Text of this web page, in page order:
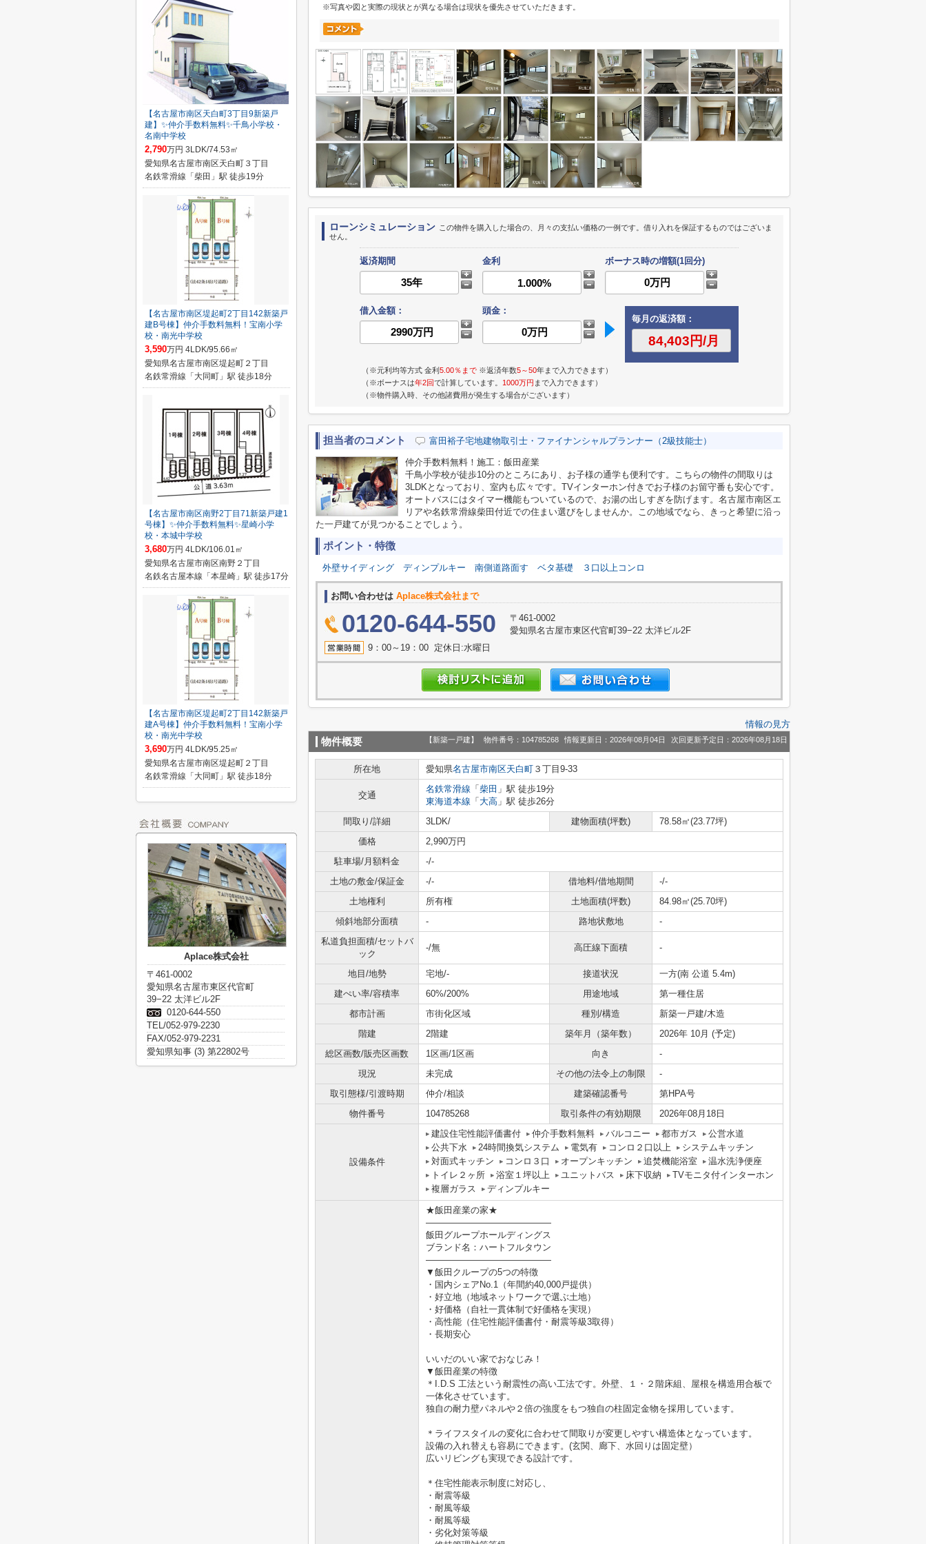
※写真や図と実際の現状とが異なる場合は現状を優先させていただきます。
ローンシミュレーション この物件を購入した場合の、月々の支払い価格の一例です。借り入れを保証するものではございま
せん。
返済期間 金利 ボーナス時の増額(1回分)
借入金額：
頭金：
毎月の返済額：
（※元利均等方式 金利5.00％まで ※返済年数5～50年まで入力できます）
（※ボーナスは年2回で計算しています。 1000万円 まで入力できます）
（※物件購入時、その他諸費用が発生する場合がございます）
担当者のコメント 富田裕子宅地建物取引士・ファイナンシャルプランナー（2級技能士）
仲介手数料無料！施工：飯田産業
千鳥小学校が徒歩10分のところにあり、お子様の通学も便利です。こちらの物件の間取りは
3LDKとなっており、室内も広々です。TVインターホン付きでお子様のお留守番も安心です。
オートバスにはタイマー機能もついているので、お湯の出しすぎを防げます。名古屋市南区エ
リアや名鉄常滑線柴田付近での住まい選びをしませんか。この地域でなら、きっと希望に沿っ
た一戸建てが見つかることでしょう。
ポイント・特徴
外壁サイディング ディンプルキー 南側道路面す ベタ基礎 ３口以上コンロ
お問い合わせは Aplace株式会社まで
0120-644-550
〒461-0002
愛知県名古屋市東区代官町39−22 太洋ビル2F
9：00～19：00 定休日:水曜日
情報の見方
物件概要 【新築一戸建】 物件番号：104785268 情報更新日：2026年08月04日 次回更新予定日：2026年08月18日
所在地 愛知県名古屋市南区天白町 ３丁目9-33
交通
名鉄常滑線 「 柴田 」駅 徒歩19分
東海道本線 「 大高 」駅 徒歩26分
間取り/詳細
3LDK/ 建物面積(坪数)
78.58㎡(23.77坪)
価格
2,990万円
駐車場/月額料金
-/-
土地の敷金/保証金
-/- 借地料/借地期間
-/-
土地権利
所有権 土地面積(坪数)
84.98㎡(25.70坪)
傾斜地部分面積
- 路地状敷地
-
私道負担面積/セットバ
ック
-/無 高圧線下面積 -
地目/地勢 宅地/- 接道状況
一方(南 公道 5.4m)
建ぺい率/容積率
60%/200% 用途地域
第一種住居
都市計画
市街化区域 種別/構造
新築一戸建/木造
階建
2階建 築年月（築年数）
2026年 10月 (予定)
総区画数/販売区画数
1区画/1区画 向き
-
現況
未完成 その他の法令上の制限
-
取引態様/引渡時期
仲介/相談 建築確認番号
第HPA号
物件番号
104785268 取引条件の有効期限 2026年08月18日
設備条件
建設住宅性能評価書付 仲介手数料無料 バルコニー 都市ガス
公営水道
公共下水
24時間換気システム 電気有 コンロ２口以上
システムキッチン
対面式キッチン
コンロ３口 オープンキッチン 追焚機能浴室
温水洗浄便座
トイレ２ヶ所
浴室１坪以上 ユニットバス 床下収納
TVモニタ付インターホン
複層ガラス
ディンプルキー
★飯田産業の家★
――――――――――――――
飯田グループホールディングス
ブランド名：ハートフルタウン
――――――――――――――
▼飯田クループの5つの特徴
・国内シェアNo.1（年間約40,000戸提供）
・好立地（地域ネットワークで選ぶ土地）
・好価格（自社一貫体制で好価格を実現）
・高性能（住宅性能評価書付・耐震等級3取得）
・長期安心
いいだのいい家でおなじみ！
▼飯田産業の特徴
＊I.D.S 工法という耐震性の高い工法です。外壁、１・２階床組、屋根を構造用合板で
一体化させています。
独自の耐力壁パネルや２倍の強度をもつ独自の柱固定金物を採用しています。
＊ライフスタイルの変化に合わせて間取りが変更しやすい構造体となっています。
設備の入れ替えも容易にできます。(玄関、廊下、水回りは固定壁）
広いリビングも実現できる設計です。
＊住宅性能表示制度に対応し、
・耐震等級
・耐風等級
・耐風等級
・劣化対策等級
【名古屋市南区天白町3丁目9新築戸
建】✨️仲介手数料無料✨️千鳥小学校・
名南中学校
2,790万円 3LDK/74.53㎡
愛知県名古屋市南区天白町３丁目
名鉄常滑線「柴田」駅 徒歩19分
【名古屋市南区堤起町2丁目142新築戸
建B号棟】仲介手数料無料！宝南小学
校・南光中学校
3,590万円 4LDK/95.66㎡
愛知県名古屋市南区堤起町２丁目
名鉄常滑線「大同町」駅 徒歩18分
【名古屋市南区南野2丁目71新築戸建1
号棟】✨️仲介手数料無料✨️星崎小学
校・本城中学校
3,680万円 4LDK/106.01㎡
愛知県名古屋市南区南野２丁目
名鉄名古屋本線「本星崎」駅 徒歩17分
【名古屋市南区堤起町2丁目142新築戸
建A号棟】仲介手数料無料！宝南小学
校・南光中学校
3,690万円 4LDK/95.25㎡
愛知県名古屋市南区堤起町２丁目
名鉄常滑線「大同町」駅 徒歩18分
Aplace株式会社
〒461-0002
愛知県名古屋市東区代官町
39−22 太洋ビル2F
0120-644-550
TEL/052-979-2230
FAX/052-979-2231
愛知県知事 (3) 第22802号